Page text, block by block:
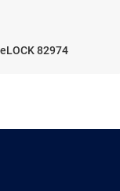
82974